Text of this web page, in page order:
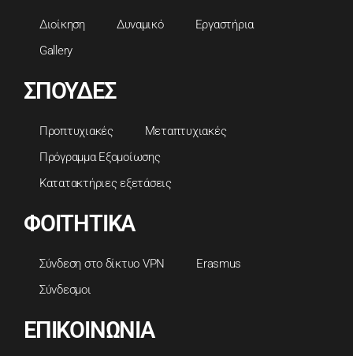
Διοίκηση Δυναμικό
Εργαστήρια
Gallery
ΣΠΟΥΔΕΣ
Προπτυχιακές
Μεταπτυχιακές
Πρόγραμμα Εξομοίωσης
Κατατακτήριες εξετάσεις
ΦΟΙΤΗΤΙΚΑ
Σύνδεση στο δίκτυο VPN
Erasmus
Σύνδεσμοι
ΕΠΙΚΟΙΝΩΝΙΑ